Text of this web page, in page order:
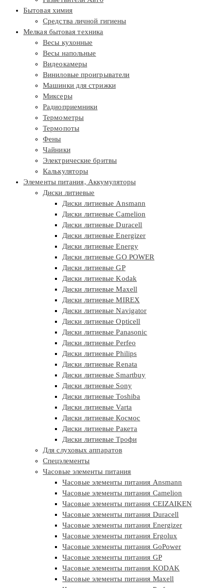
Бытовая химия
Средства личной гигиены
Мелкая бытовая техника
Весы кухонные
Весы напольные
Видеокамеры
Виниловые проигрыватели
Машинки для стрижки
Миксеры
Радиоприемники
Термометры
Термопоты
Фены
Чайники
Электрические бритвы
Калькуляторы
Элементы питания, Аккумуляторы
Диски литиевые
Диски литиевые Ansmann
Диски литиевые Camelion
Диски литиевые Duracell
Диски литиевые Energizer
Диски литиевые Energy
Диски литиевые GO POWER
Диски литиевые GP
Диски литиевые Kodak
Диски литиевые Maxell
Диски литиевые MIREX
Диски литиевые Navigator
Диски литиевые Opticell
Диски литиевые Panasonic
Диски литиевые Perfeo
Диски литиевые Philips
Диски литиевые Renata
Диски литиевые Smartbuy
Диски литиевые Sony
Диски литиевые Toshiba
Диски литиевые Varta
Диски литиевые Космос
Диски литиевые Ракета
Диски литиевые Трофи
Для слуховых аппаратов
Спецэлементы
Часовые элементы питания
Часовые элементы питания Ansmann
Часовые элементы питания Camelion
Часовые элементы питания CEIZAIKEN
Часовые элементы питания Duracell
Часовые элементы питания Energizer
Часовые элементы питания Ergolux
Часовые элементы питания GoPower
Часовые элементы питания GP
Часовые элементы питания KODAK
Часовые элементы питания Maxell